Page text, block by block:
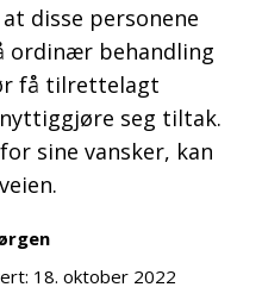
disse personene
ordinær behandling
få tilrettelagt
seg tiltak.
sine vansker, kan
18. oktober 2022